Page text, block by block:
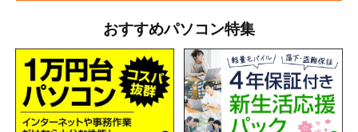
おすすめパソコン特集